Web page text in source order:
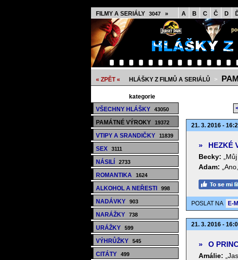
FILMY A SERIÁLY 3047 » A B C Č D
« ZPĚT « HLÁŠKY Z FILMŮ A SERIÁLŮ >
kategorie
VŠECHNY HLÁŠKY
43050
PAMÁTNÉ VÝROKY 19372
VTIPY A SRANDIČKY 11839
SEX 3111
NÁSILÍ 2733
ROMANTIKA 1624
ALKOHOL A NEŘESTI 998
NADÁVKY 903
NARÁŽKY 738
URÁŽKY 599
VÝHRŮŽKY 545
CITÁTY 499
21. 3. 2016 -
» HEZKÉ
Becky:
Adam:
POSLAT NA E-
21. 3. 2016 -
» O
Amálie: